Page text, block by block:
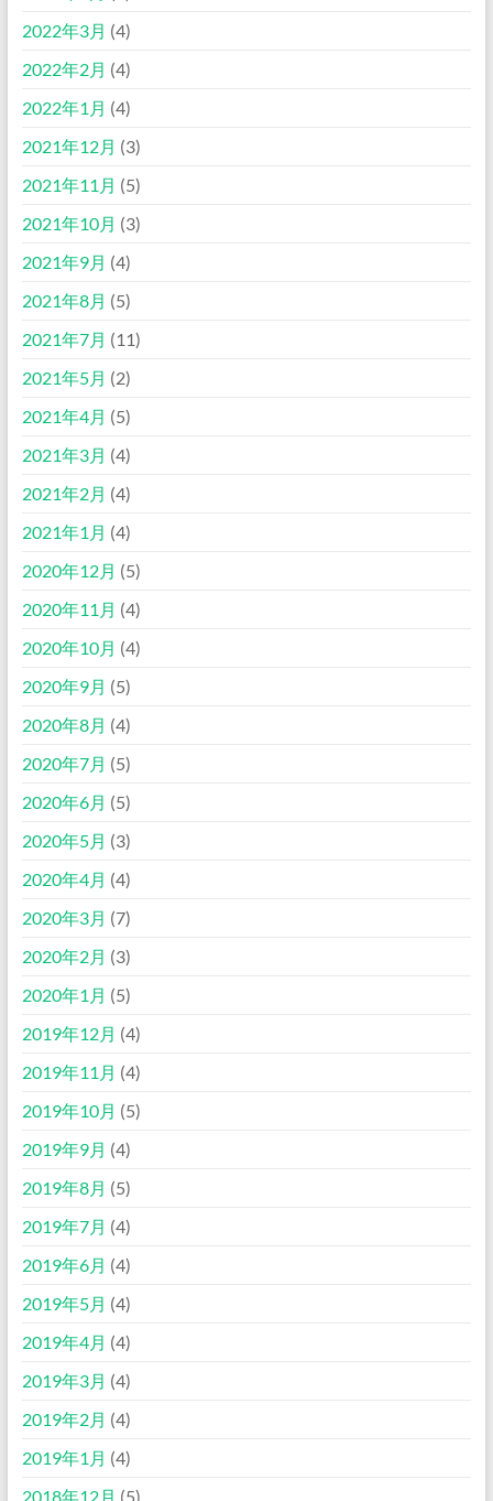
2022年3月 (4)
2022年2月 (4)
2022年1月 (4)
2021年12月 (3)
2021年11月 (5)
2021年10月 (3)
2021年9月 (4)
2021年8月 (5)
2021年7月 (11)
2021年5月 (2)
2021年4月 (5)
2021年3月 (4)
2021年2月 (4)
2021年1月 (4)
2020年12月 (5)
2020年11月 (4)
2020年10月 (4)
2020年9月 (5)
2020年8月 (4)
2020年7月 (5)
2020年6月 (5)
2020年5月 (3)
2020年4月 (4)
2020年3月 (7)
2020年2月 (3)
2020年1月 (5)
2019年12月 (4)
2019年11月 (4)
2019年10月 (5)
2019年9月 (4)
2019年8月 (5)
2019年7月 (4)
2019年6月 (4)
2019年5月 (4)
2019年4月 (4)
2019年3月 (4)
2019年2月 (4)
2019年1月 (4)
2018年12月 (5)